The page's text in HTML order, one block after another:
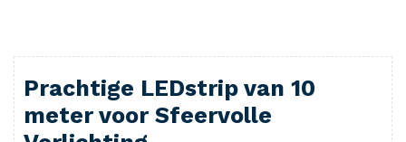
Prachtige LEDstrip van 10
meter voor Sfeervolle